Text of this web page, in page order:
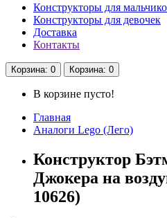
Конструкторы для
Конструкторы для девочек
Доставка
Контакты
Корзина: 0 Корзина: 0
В корзине пусто!
Главная
Аналоги Lego (Лего)
Конструктор
Джокера на
10626)